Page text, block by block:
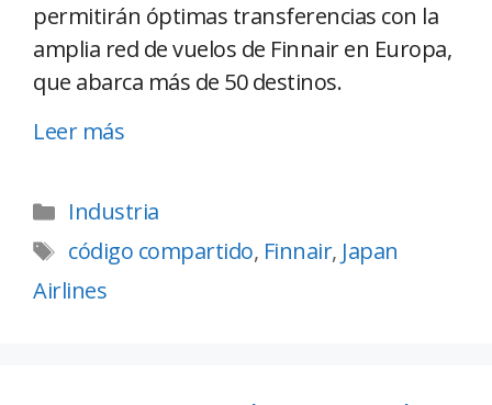
permitirán óptimas transferencias con la
amplia red de vuelos de Finnair en Europa,
que abarca más de 50 destinos.
Leer más
Industria
código compartido, Finnair, Japan
Airlines